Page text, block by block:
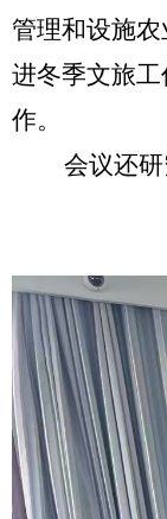
管理和设施
进冬季文旅工
作。
会议还研